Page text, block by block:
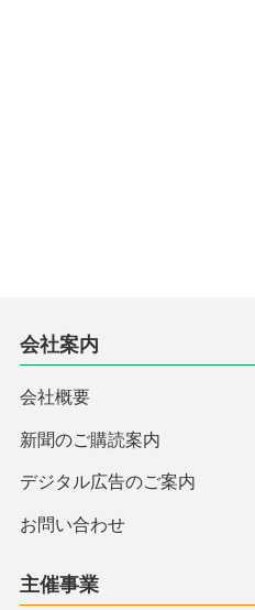
会社案内
会社概要
新聞のご購読案内
デジタル広告のご案内
お問い合わせ
主催事業